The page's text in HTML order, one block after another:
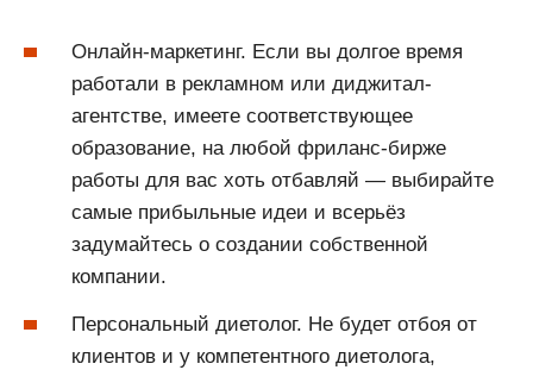
Онлайн-маркетинг. Если вы долгое время
работали в рекламном или диджитал-
агентстве, имеете соответствующее
образование, на любой фриланс-бирже
работы для вас хоть отбавляй — выбирайте
самые прибыльные идеи и всерьёз
задумайтесь о создании собственной
компании.
Персональный диетолог. Не будет отбоя от
клиентов и у компетентного диетолога,